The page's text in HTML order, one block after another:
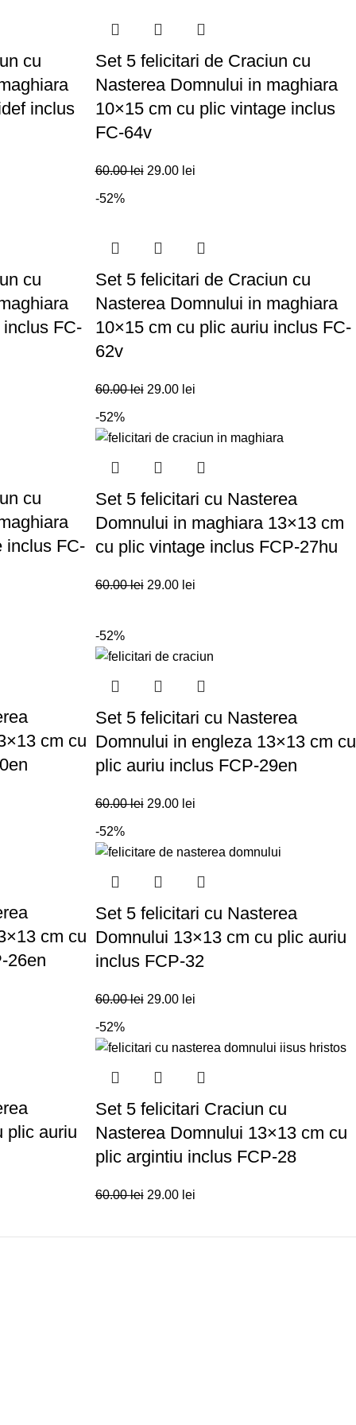
cu
inclus
Set 5 felicitari de Craciun cu
Nasterea Domnului in maghiara
10×15 cm cu plic vintage inclus
FC-64v
60.00lei 29.00 lei
cu
FC-
-52%
Set 5 felicitari de Craciun cu
Nasterea Domnului in maghiara
10×15 cm cu plic auriu inclus FC-
62v
60.00lei 29.00 lei
cu
inclus FC-
-52%
Set 5 felicitari cu Nasterea
Domnului in maghiara 13×13 cm
cu plic vintage inclus FCP-27hu
60.00lei 29.00 lei
cm cu
-52%
Set 5 felicitari cu Nasterea
Domnului in engleza 13×13 cm cu
plic auriu inclus FCP-29en
60.00lei 29.00 lei
cm cu
26en
-52%
Set 5 felicitari cu Nasterea
Domnului 13×13 cm cu plic auriu
inclus FCP-32
60.00lei 29.00 lei
plic auriu
-52%
Set 5 felicitari Craciun cu
Nasterea Domnului 13×13 cm cu
plic argintiu inclus FCP-28
60.00lei 29.00 lei